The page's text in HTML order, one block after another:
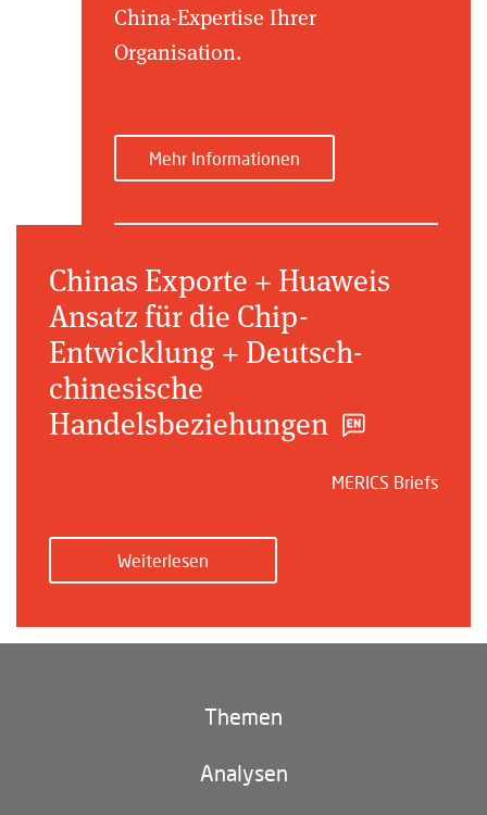
China-Expertise Ihrer
Organisation.
Mehr Informationen
Chinas Exporte + Huaweis
Ansatz für die Chip-
Entwicklung + Deutsch-
chinesische
Handelsbeziehungen
MERICS Briefs
Weiterlesen
Themen
Klima und Umwelt
Analysen